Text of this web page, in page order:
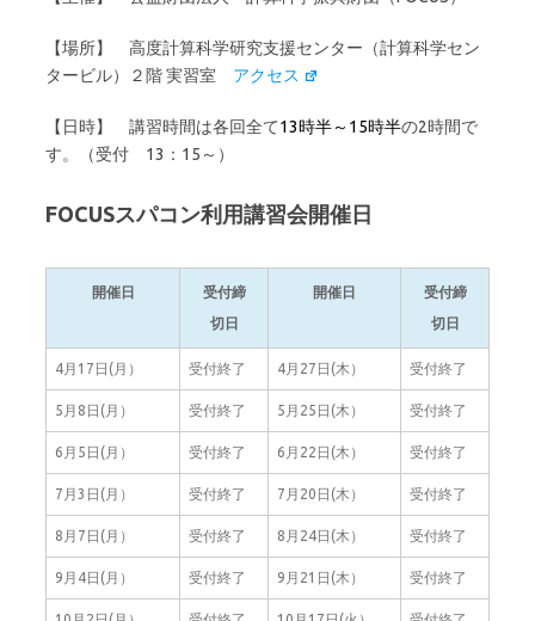
【場所】 高度計算科学研究支援センター（計算科学セン
タービル）２階 実習室 アクセス
【日時】 講習時間は各回全て13時半～15時半の2時間で
す。（受付 13：15～）
FOCUSスパコン利用講習会開催日
開催日
受付締
切日
開催日
受付締
切日
4月17日(月） 受付終了 4月27日(木） 受付終了
5月8日(月） 受付終了 5月25日(木） 受付終了
6月5日(月） 受付終了 6月22日(木） 受付終了
7月3日(月） 受付終了 7月20日(木） 受付終了
8月7日(月） 受付終了 8月24日(木） 受付終了
9月4日(月） 受付終了 9月21日(木） 受付終了